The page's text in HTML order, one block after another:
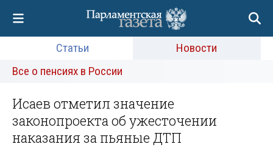
Статьи
Новости
Все о пенсиях в России
Исаев отметил значение
законопроекта об ужесточении
наказания за пьяные ДТП